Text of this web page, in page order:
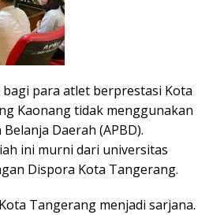
para atlet berprestasi Kota
Kaonang tidak menggunakan
Daerah (APBD).
ini murni dari universitas
Dispora Kota Tangerang.
Tangerang menjadi sarjana.